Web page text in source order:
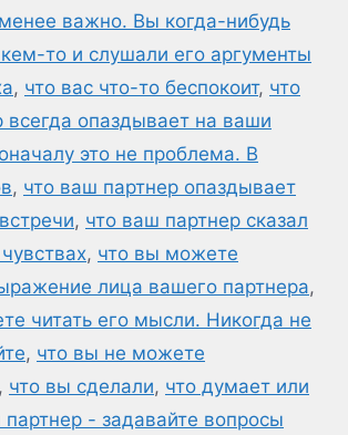
важно. Вы когда-нибудь
кем-то и слушали его аргументы
, что вас что-то беспокоит, что
всегда опаздывает на ваши
это не проблема. В
, что ваш партнер опаздывает
, что ваш партнер сказал
, что вы можете
лица вашего партнера,
читать его мысли. Никогда не
, что вы не можете
, что вы сделали, что думает или
партнер - задавайте вопросы